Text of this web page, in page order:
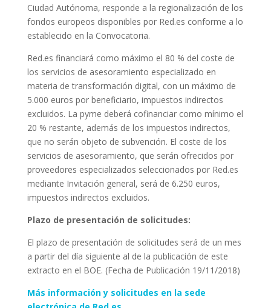
Ciudad Autónoma, responde a la regionalización de los
fondos europeos disponibles por Red.es conforme a lo
establecido en la Convocatoria.
Red.es financiará como máximo el 80 % del coste de
los servicios de asesoramiento especializado en
materia de transformación digital, con un máximo de
5.000 euros por beneficiario, impuestos indirectos
excluidos. La pyme deberá cofinanciar como mínimo el
20 % restante, además de los impuestos indirectos,
que no serán objeto de subvención. El coste de los
servicios de asesoramiento, que serán ofrecidos por
proveedores especializados seleccionados por Red.es
mediante Invitación general, será de 6.250 euros,
impuestos indirectos excluidos.
Plazo de presentación de solicitudes:
El plazo de presentación de solicitudes será de un mes
a partir del día siguiente al de la publicación de este
extracto en el BOE. (Fecha de Publicación 19/11/2018)
Más información y solicitudes en la sede